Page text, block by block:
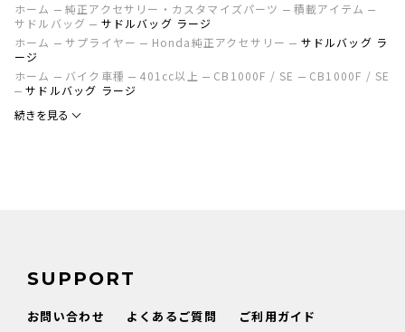
ホーム 純正アクセサリー・カスタマイズパーツ
積載アイテム
サドルバッグ
サドルバッグ ラージ
ホーム
サプライヤー Honda純正アクセサリー
サドルバッグ ラ
ージ
ホーム
バイク車種 401cc以上 CB1000F / SE
CB1000F / SE
サドルバッグ ラージ
続きを見る
SUPPORT
お問い合わせ よくあるご質問
ご利用ガイド